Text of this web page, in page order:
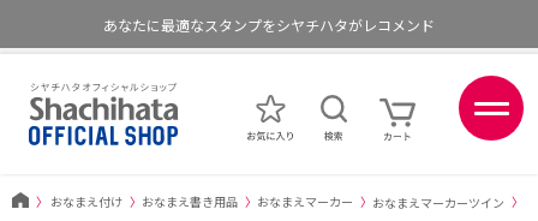
あなたに最適なスタンプをシヤチハタがレコメンド
〉 おなまえ付け 〉 おなまえ書き用品 〉 おなまえマーカー 〉 おなまえマーカーツイン 〉